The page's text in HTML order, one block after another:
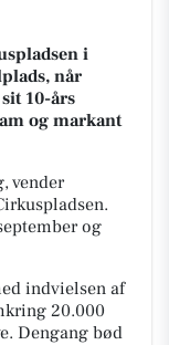
i
når
10-års
og markant
vender
og
indvielsen af
20.000
Dengang bød